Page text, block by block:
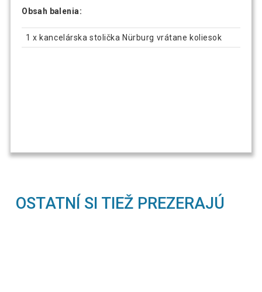
Obsah balenia:
1 x kancelárska stolička Nürburg vrátane koliesok
OSTATNÍ SI TIEŽ PREZERAJÚ